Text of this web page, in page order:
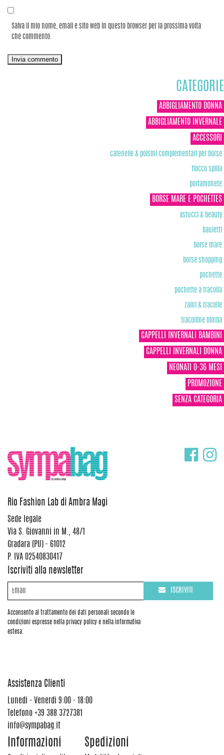
Salva il mio nome, email e sito web in questo browser per la prossima volta
che commento.
CATEGORIE
ABBIGLIAMENTO DONNA
ABBIGLIAMENTO INVERNALE
ACCESSORI
catenelle & polsini complementari per borse
fiocco spilla
portamonete
BORSE MARE E POCHETTES
astucci & beauty
bauletti
borse mare
borse shopping
pochette
pochette a tracolla
zaini & tracolle
tracolline bimba
CAPPELLI INVERNALI BAMBINI
CAPPELLI INVERNALI DONNA
NEONATI 0-36 MESI
PROMOZIONE
SENZA CATEGORIA
Rio Fashion Lab di Ambra Magi
Sede legale
Via S. Giovanni in M., 48/1
Gradara (PU) - 61012
P. IVA 02540830417
Iscriviti alla newsletter
Acconsento al trattamento dei dati personali secondo le
condizioni espresse nella privacy policy e nella informativa
estesa.
ISCRIVITI
Assistenza Clienti
Lunedi - Venerdi 9:00 - 18:00
Telefono +39 388 3727381
info@sympabag.it
Informazioni Spedizioni